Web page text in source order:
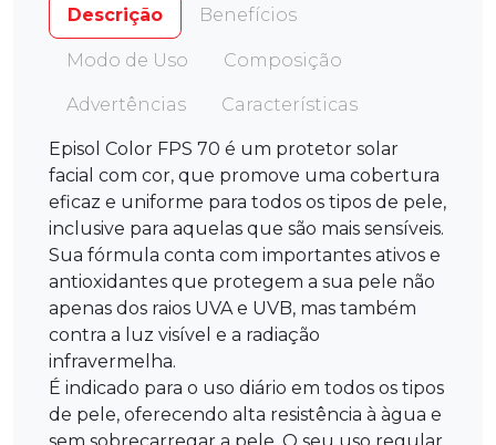
Descrição Benefícios
Modo de Uso Composição
Advertências Características
Episol Color FPS 70 é um protetor solar
facial com cor, que promove uma cobertura
eficaz e uniforme para todos os tipos de pele,
inclusive para aquelas que são mais sensíveis.
Sua fórmula conta com importantes ativos e
antioxidantes que protegem a sua pele não
apenas dos raios UVA e UVB, mas também
contra a luz visível e a radiação
infravermelha.
É indicado para o uso diário em todos os tipos
de pele, oferecendo alta resistência à àgua e